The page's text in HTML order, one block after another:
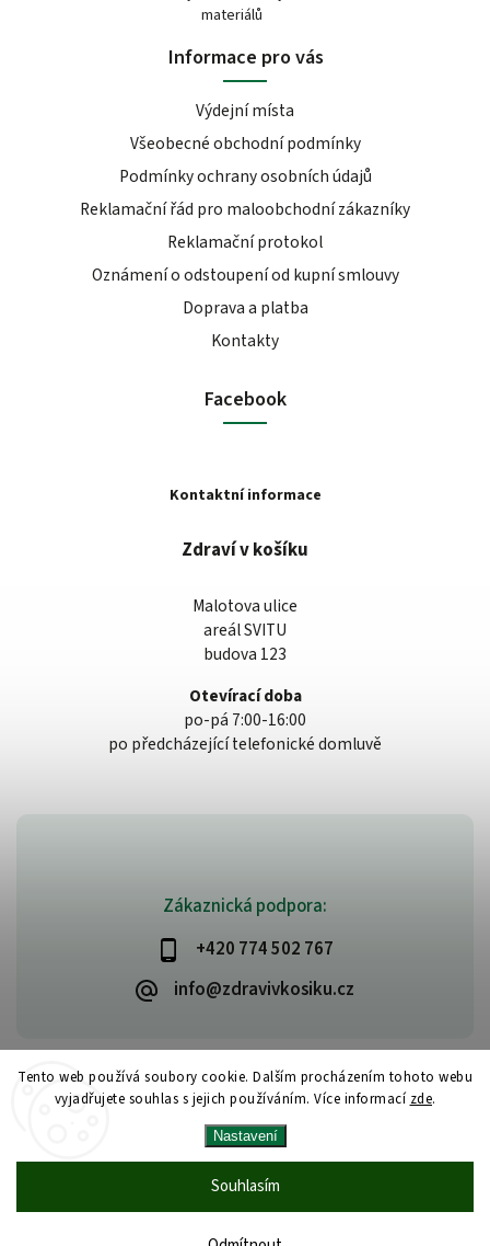
Tento web používá soubory cookie. Dalším procházením tohoto webu
vyjadřujete souhlas s jejich používáním. Více informací zde.
Nastavení
Souhlasím
materiálů
Zákaznická podpora:
+420 774 502 767
info@zdravivkosiku.cz
Informace pro vás
Výdejní místa
Všeobecné obchodní podmínky
Podmínky ochrany osobních údajů
Reklamační řád pro maloobchodní zákazníky
Reklamační protokol
Oznámení o odstoupení od kupní smlouvy
Doprava a platba
Kontakty
Facebook
Kontaktní informace
Zdraví v košíku
Malotova ulice
areál SVITU
budova 123
Otevírací doba
po-pá 7:00-16:00
po předcházející telefonické domluvě
www.zdravivkosiku.cz
Upravit nastavení cookies
VytvořilShoptet | Design